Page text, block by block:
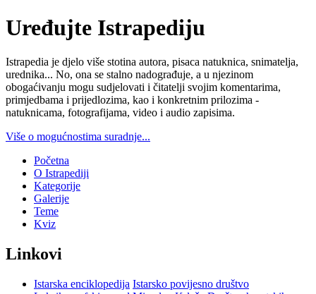
Uređujte Istrapediju
Istrapedia je djelo više stotina autora, pisaca natuknica, snimatelja,
urednika... No, ona se stalno nadograđuje, a u njezinom
obogaćivanju mogu sudjelovati i čitatelji svojim komentarima,
primjedbama i prijedlozima, kao i konkretnim prilozima -
natuknicama, fotografijama, video i audio zapisima.
Više o mogućnostima suradnje...
Početna
O Istrapediji
Kategorije
Galerije
Teme
Kviz
Linkovi
Istarska enciklopedija Istarsko povijesno društvo